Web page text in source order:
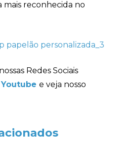
mais reconhecida no
Redes Sociais
Youtube e veja nosso